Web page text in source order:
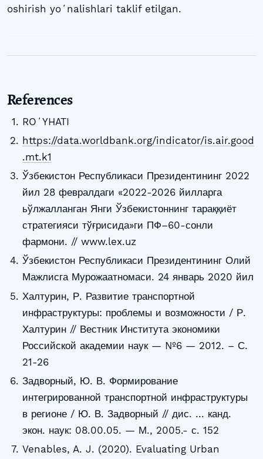
oshirish yoʻnalishlari taklif etilgan.
References
ROʻYHATI
https://data.worldbank.org/indicator/is.air.good
.mt.k1
Ўзбекистон Республикаси Президентининг 2022
йил 28 февралдаги «2022-2026 йилларга
ьўлжалланган Янги Ўзбекистоннинг тараққиёт
стратегияси тўғрисида»ги ПФ–60-сонли
фармони. // www.lex.uz
Ўзбекистон Республикаси Президентининг Олий
Мажлисга Мурожаатномаси. 24 январь 2020 йил
Халтурин, Р. Развитие транспортной
инфраструктуры: проблемы и возможности / Р.
Халтурин // Вестник Института экономики
Российской академии наук — №6 — 2012. – С.
21-26
Задворный, Ю. В. Формирование
интегрированной транспортной инфраструктуры
в регионе / Ю. В. Задворный // дис. ... канд.
экон. наук: 08.00.05. — М., 2005.- с. 152
Venables, A. J. (2020). Evaluating Urban